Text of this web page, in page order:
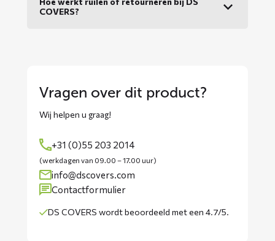
COVERS?
Vragen over dit product?
Wij helpen u graag!
+31 (0)55 203 2014
(werkdagen van 09.00 – 17.00 uur)
info@dscovers.com
Contactformulier
DS COVERS wordtbeoordeeld met een 4.7/5.